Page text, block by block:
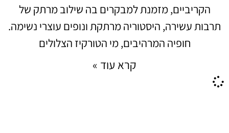
הקריביים, מזמנת למבקרים בה שילוב מרתק של
תרבות עשירה, היסטוריה מרתקת ונופים עוצרי נשימה.
חופיה המרהיבים, מי הטורקיז הצלולים
קרא עוד »